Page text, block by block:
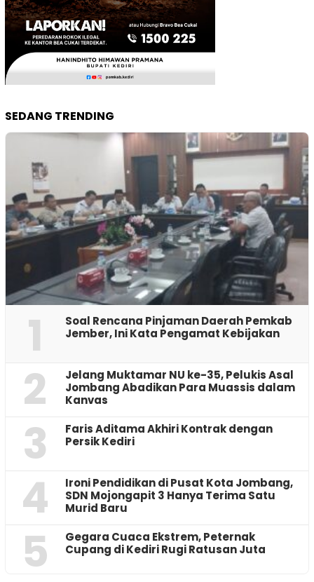
SEDANG TRENDING
1
‎Soal Rencana Pinjaman Daerah Pemkab
Jember, Ini Kata Pengamat Kebijakan ‎
2
Jelang Muktamar NU ke-35, Pelukis Asal
Jombang Abadikan Para Muassis dalam
Kanvas
3
Faris Aditama Akhiri Kontrak dengan
Persik Kediri
4
Ironi Pendidikan di Pusat Kota Jombang,
SDN Mojongapit 3 Hanya Terima Satu
Murid Baru
5
‎Gegara Cuaca Ekstrem, Peternak
Cupang di Kediri Rugi Ratusan Juta